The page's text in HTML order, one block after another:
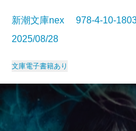
新潮文庫nex 978-4-10-
2025/08/28
文庫電子書籍あり